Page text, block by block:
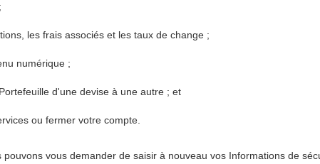
les frais associés et les taux de change ;
numérique ;
d'une devise à une autre ; et
ou fermer votre compte.
vous demander de saisir à nouveau vos Informations de